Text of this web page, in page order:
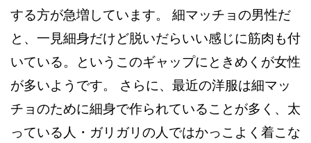
する方が急増しています。 細マッチョの男性だ
と、一見細身だけど脱いだらいい感じに筋肉も付
いている。というこのギャップにときめくが女性
が多いようです。 さらに、最近の洋服は細マッ
チョのために細身で作られていることが多く、太
っている人・ガリガリの人ではかっこよく着こな